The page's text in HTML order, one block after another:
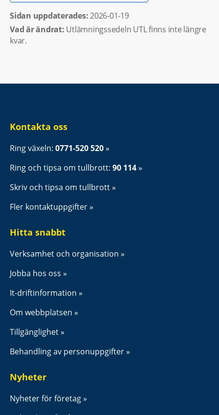
Sidan uppdaterades: 2026-01-19
Vad är ändrat: Utlämningssedeln UTL finns inte längre
kvar.
Kontakta oss
Ring växeln: 0771-520 520
Ring och tipsa om tullbrott: 90 114
Skriv och tipsa om tullbrott
Fler kontaktuppgifter
Hitta snabbt
Verksamhet och organisation
Jobba hos oss
It-driftinformation
Om webbplatsen
Tillgänglighet
Behandling av personuppgifter
Nyheter
Nyheter för företag